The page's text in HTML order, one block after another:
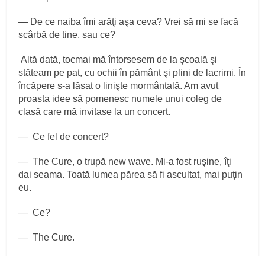
— De ce naiba îmi arăţi aşa ceva? Vrei să mi se facă
scârbă de tine, sau ce?
Altă dată, tocmai mă întorsesem de la şcoală şi
stăteam pe pat, cu ochii în pământ şi plini de lacrimi. În
încăpere s‑a lăsat o linişte mormântală. Am avut
proasta idee să pomenesc numele unui coleg de
clasă care mă invitase la un concert.
— Ce fel de concert?
— The Cure, o trupă new wave. Mi‑a fost ruşine, îţi
dai seama. Toată lumea părea să fi ascultat, mai puţin
eu.
— Ce?
— The Cure.